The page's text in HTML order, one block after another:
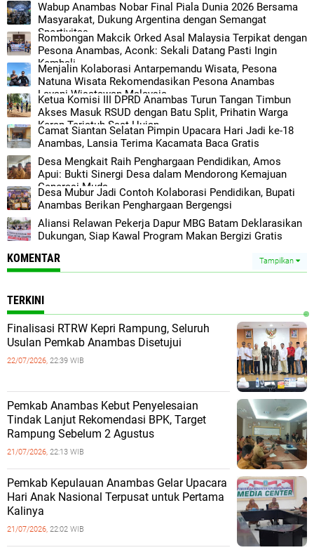
Wabup Anambas Nobar Final Piala Dunia 2026 Bersama
Masyarakat, Dukung Argentina dengan Semangat
Sportivitas
Rombongan Makcik Orked Asal Malaysia Terpikat dengan
Pesona Anambas, Aconk: Sekali Datang Pasti Ingin
Kembali
Menjalin Kolaborasi Antarpemandu Wisata, Pesona
Natuna Wisata Rekomendasikan Pesona Anambas
Layani Wisatawan Malaysia
Ketua Komisi III DPRD Anambas Turun Tangan Timbun
Akses Masuk RSUD dengan Batu Split, Prihatin Warga
Kerap Terjatuh Saat Hujan
Camat Siantan Selatan Pimpin Upacara Hari Jadi ke-18
Anambas, Lansia Terima Kacamata Baca Gratis
Desa Mengkait Raih Penghargaan Pendidikan, Amos
Apui: Bukti Sinergi Desa dalam Mendorong Kemajuan
Generasi Muda
Desa Mubur Jadi Contoh Kolaborasi Pendidikan, Bupati
Anambas Berikan Penghargaan Bergengsi
Aliansi Relawan Pekerja Dapur MBG Batam Deklarasikan
Dukungan, Siap Kawal Program Makan Bergizi Gratis
KOMENTAR Tampilkan
TERKINI
Finalisasi RTRW Kepri Rampung, Seluruh
Usulan Pemkab Anambas Disetujui
22/07/2026, 22:39 WIB
Pemkab Anambas Kebut Penyelesaian
Tindak Lanjut Rekomendasi BPK, Target
Rampung Sebelum 2 Agustus
21/07/2026, 22:13 WIB
Pemkab Kepulauan Anambas Gelar Upacara
Hari Anak Nasional Terpusat untuk Pertama
Kalinya
21/07/2026, 22:02 WIB